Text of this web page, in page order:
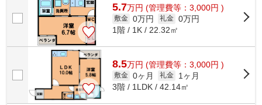
5.7万円 (管理費等：3,000円 )
敷金 0万円 礼金 0万円
1階 / 1K / 22.32㎡
8.5万円 (管理費等：3,000円 )
敷金 0ヶ月 礼金
1ヶ月
3階 / 1LDK / 42.14㎡